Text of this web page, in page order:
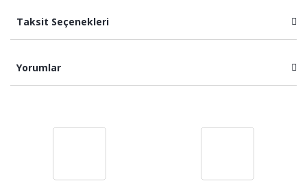
Taksit Seçenekleri
Yorumlar